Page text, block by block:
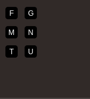
F G
M N
T U